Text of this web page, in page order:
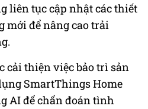
liên tục cập nhật các thiết
để nâng cao trải
cải thiện việc bảo trì sản
SmartThings Home
AI để chẩn đoán tình